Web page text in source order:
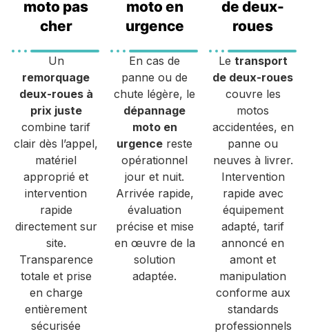
moto pas
cher
Un
remorquage
deux-roues à
prix juste
combine tarif
clair dès l’appel,
matériel
approprié et
intervention
rapide
directement sur
site.
Transparence
totale et prise
en charge
entièrement
sécurisée
moto en
urgence
En cas de
panne ou de
chute légère, le
dépannage
moto en
urgence reste
opérationnel
jour et nuit.
Arrivée rapide,
évaluation
précise et mise
en œuvre de la
solution
adaptée.
de deux-
roues
Le transport
de deux-roues
couvre les
motos
accidentées, en
panne ou
neuves à livrer.
Intervention
rapide avec
équipement
adapté, tarif
annoncé en
amont et
manipulation
conforme aux
standards
professionnels